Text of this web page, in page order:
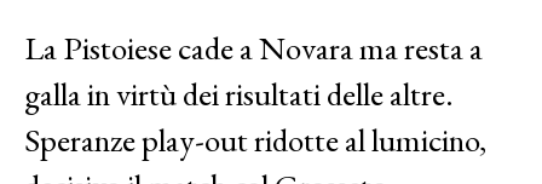
La Pistoiese cade a Novara ma resta a
galla in virtù dei risultati delle altre.
Speranze play-out ridotte al lumicino,